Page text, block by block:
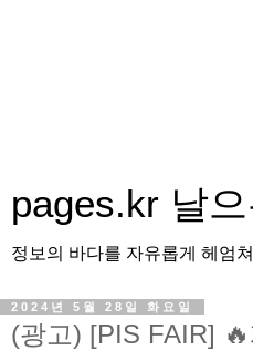
pages.kr 날
정보의 바다를 자유롭게 헤엄
2024년 5월 28일 화요일
(광고) [PIS FAIR]